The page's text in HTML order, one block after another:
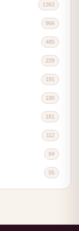
1363
966
485
229
191
190
181
112
84
55